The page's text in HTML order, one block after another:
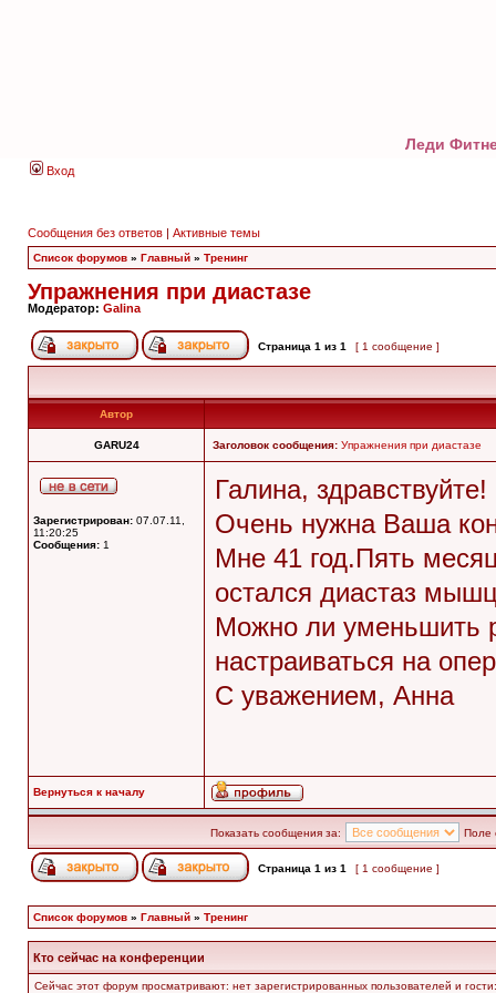
Леди
Вход
Сообщения без ответов | Активные темы
Список форумов » Главный » Тренинг
Упражнения при диастазе
Модератор: Galina
Страница 1 из 1 [ 1 сообщение ]
Автор
GARU24 Заголовок сообщения: Упражнения при диастазе
Зарегистрирован: 07.07.11,
11:20:25
Сообщения: 1
Галина, здравствуйте!
Очень нужна Ваша
Мне 41 год.Пять
остался диастаз
Можно ли уменьшить
настраиваться на
С уважением, Анна
Вернуться к началу
Показать сообщения за: Поле
Страница 1 из 1 [ 1 сообщение ]
Список форумов » Главный » Тренинг
Кто сейчас на конференции
Сейчас этот форум просматривают: нет зарегистрированных пользователей и